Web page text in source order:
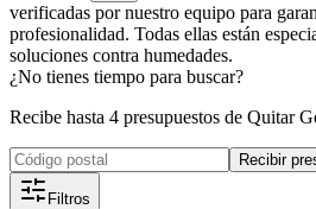
verificadas por nuestro equipo para
profesionalidad. Todas ellas están
soluciones contra humedades.
¿No tienes tiempo para buscar?
Recibe hasta 4 presupuestos de Quitar
Recibir
Filtros